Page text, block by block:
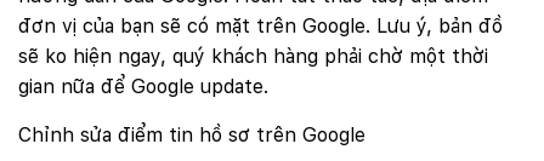
đơn vị của bạn sẽ có mặt trên Google. Lưu ý, bản đồ
sẽ ko hiện ngay, quý khách hàng phải chờ một thời
gian nữa để Google update.
Chỉnh sửa điểm tin hồ sơ trên Google